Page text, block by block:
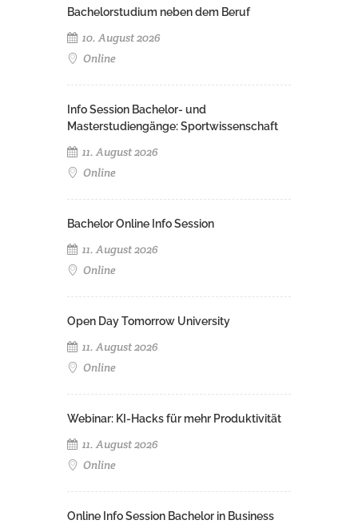
Bachelorstudium neben dem Beruf
10. August 2026
Online
Info Session Bachelor- und
Masterstudiengänge: Sportwissenschaft
11. August 2026
Online
Bachelor Online Info Session
11. August 2026
Online
Open Day Tomorrow University
11. August 2026
Online
Webinar: KI-Hacks für mehr Produktivität
11. August 2026
Online
Online Info Session Bachelor in Business